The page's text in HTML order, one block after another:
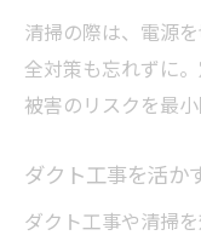
清掃の際は、電源
全対策も忘れずに
被害のリスクを最
ダクト工事を活か
ダクト工事や清掃